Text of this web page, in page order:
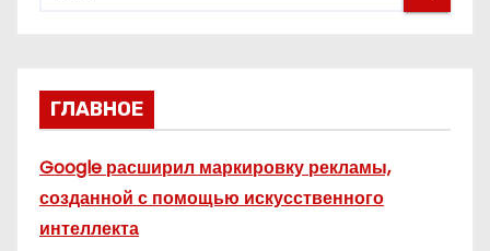
ГЛАВНОЕ
Google расширил маркировку рекламы,
созданной с помощью искусственного
интеллекта